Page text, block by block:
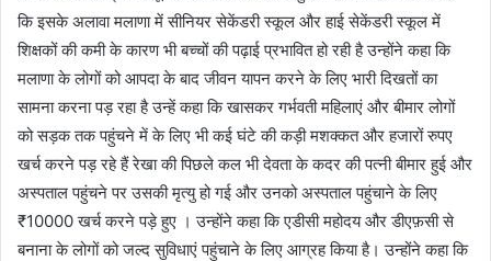
कि इसके अलावा मलाणा में सीनियर सेकेंडरी स्कूल और हाई सेकेंडरी स्कूल में
शिक्षकों की कमी के कारण भी बच्चों की पढ़ाई प्रभावित हो रही है उन्होंने कहा कि
मलाणा के लोगों को आपदा के बाद जीवन यापन करने के लिए भारी दिखतों का
सामना करना पड़ रहा है उन्हें कहा कि खासकर गर्भवती महिलाएं और बीमार लोगों
को सड़क तक पहुंचने में के लिए भी कई घंटे की कड़ी मशक्कत और हजारों रुपए
खर्च करने पड़ रहे हैं रेखा की पिछले कल भी देवता के कदर की पत्नी बीमार हुई और
अस्पताल पहुंचने पर उसकी मृत्यु हो गई और उनको अस्पताल पहुंचाने के लिए
₹10000 खर्च करने पड़े हुए । उन्होंने कहा कि एडीसी महोदय और डीएफ़सी से
बनाना के लोगों को जल्द सुविधाएं पहुंचाने के लिए आग्रह किया है। उन्होंने कहा कि